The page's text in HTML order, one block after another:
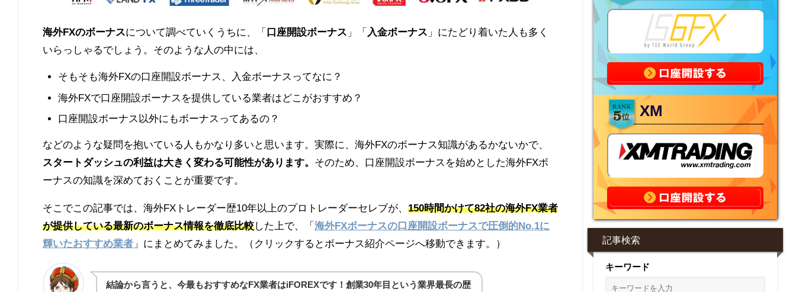
海外FXのボーナスについて調べていくうちに、「 口座開設ボーナス 」「 入金ボーナス 」にたどり着いた人も多く
いらっしゃるでしょう。そのような人の中には、
そもそも海外FXの口座開設ボーナス、入金ボーナスってなに？
海外FXで口座開設ボーナスを提供している業者はどこがおすすめ？
口座開設ボーナス以外にもボーナスってあるの？
などのような疑問を抱いている人もかなり多いと思います。実際に、海外FXのボーナス知識があるかないかで、
スタートダッシュの利益は大きく変わる可能性があります。 そのため、口座開設ボーナスを始めとした海外FXボ
ーナスの知識を深めておくことが重要です。
そこでこの記事では、海外FXトレーダー歴10年以上のプロトレーダーセレブが、 150時間かけて82社の海外FX業者
が提供している最新のボーナス情報を徹底比較した上で、「 海外FXボーナスの口座開設ボーナスで圧倒的No.1に
輝いたおすすめ業者 」にまとめてみました。（ クリックするとボーナス紹介ページへ移動できます。）
結論から言うと、今最もおすすめなFX業者はiFOREXです！創業30年目という業界最長の歴
XM
記事検索
キーワード